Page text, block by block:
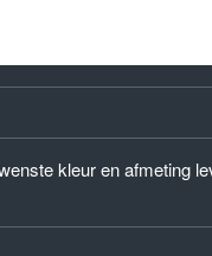
kleur en afmeting